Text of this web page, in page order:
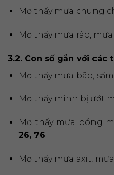
Mơ thấy mưa chung
Mơ thấy mưa rào,
3.2. Con số gắn với các
Mơ thấy mưa bão,
Mơ thấy mình bị ướt
Mơ thấy mưa bóng
26, 76
Mơ thấy mưa axit,